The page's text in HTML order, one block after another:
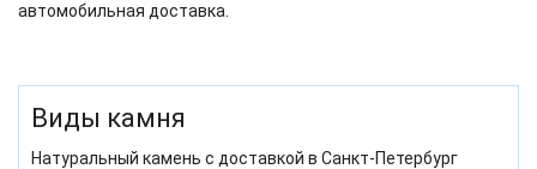
автомобильная доставка.
Виды камня
Натуральный камень с доставкой в Санкт-Петербург